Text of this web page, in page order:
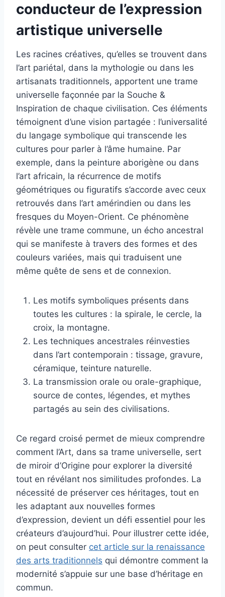
conducteur de l’expression
artistique universelle
Les racines créatives, qu’elles se trouvent dans
l’art pariétal, dans la mythologie ou dans les
artisanats traditionnels, apportent une trame
universelle façonnée par la Souche &
Inspiration de chaque civilisation. Ces éléments
témoignent d’une vision partagée : l’universalité
du langage symbolique qui transcende les
cultures pour parler à l’âme humaine. Par
exemple, dans la peinture aborigène ou dans
l’art africain, la récurrence de motifs
géométriques ou figuratifs s’accorde avec ceux
retrouvés dans l’art amérindien ou dans les
fresques du Moyen-Orient. Ce phénomène
révèle une trame commune, un écho ancestral
qui se manifeste à travers des formes et des
couleurs variées, mais qui traduisent une
même quête de sens et de connexion.
Les motifs symboliques présents dans
toutes les cultures : la spirale, le cercle, la
croix, la montagne.
Les techniques ancestrales réinvesties
dans l’art contemporain : tissage, gravure,
céramique, teinture naturelle.
La transmission orale ou orale-graphique,
source de contes, légendes, et mythes
partagés au sein des civilisations.
Ce regard croisé permet de mieux comprendre
comment l’Art, dans sa trame universelle, sert
de miroir d’Origine pour explorer la diversité
tout en révélant nos similitudes profondes. La
nécessité de préserver ces héritages, tout en
les adaptant aux nouvelles formes
d’expression, devient un défi essentiel pour les
créateurs d’aujourd’hui. Pour illustrer cette idée,
on peut consulter cet article sur la renaissance
des arts traditionnels qui démontre comment la
modernité s’appuie sur une base d’héritage en
commun.